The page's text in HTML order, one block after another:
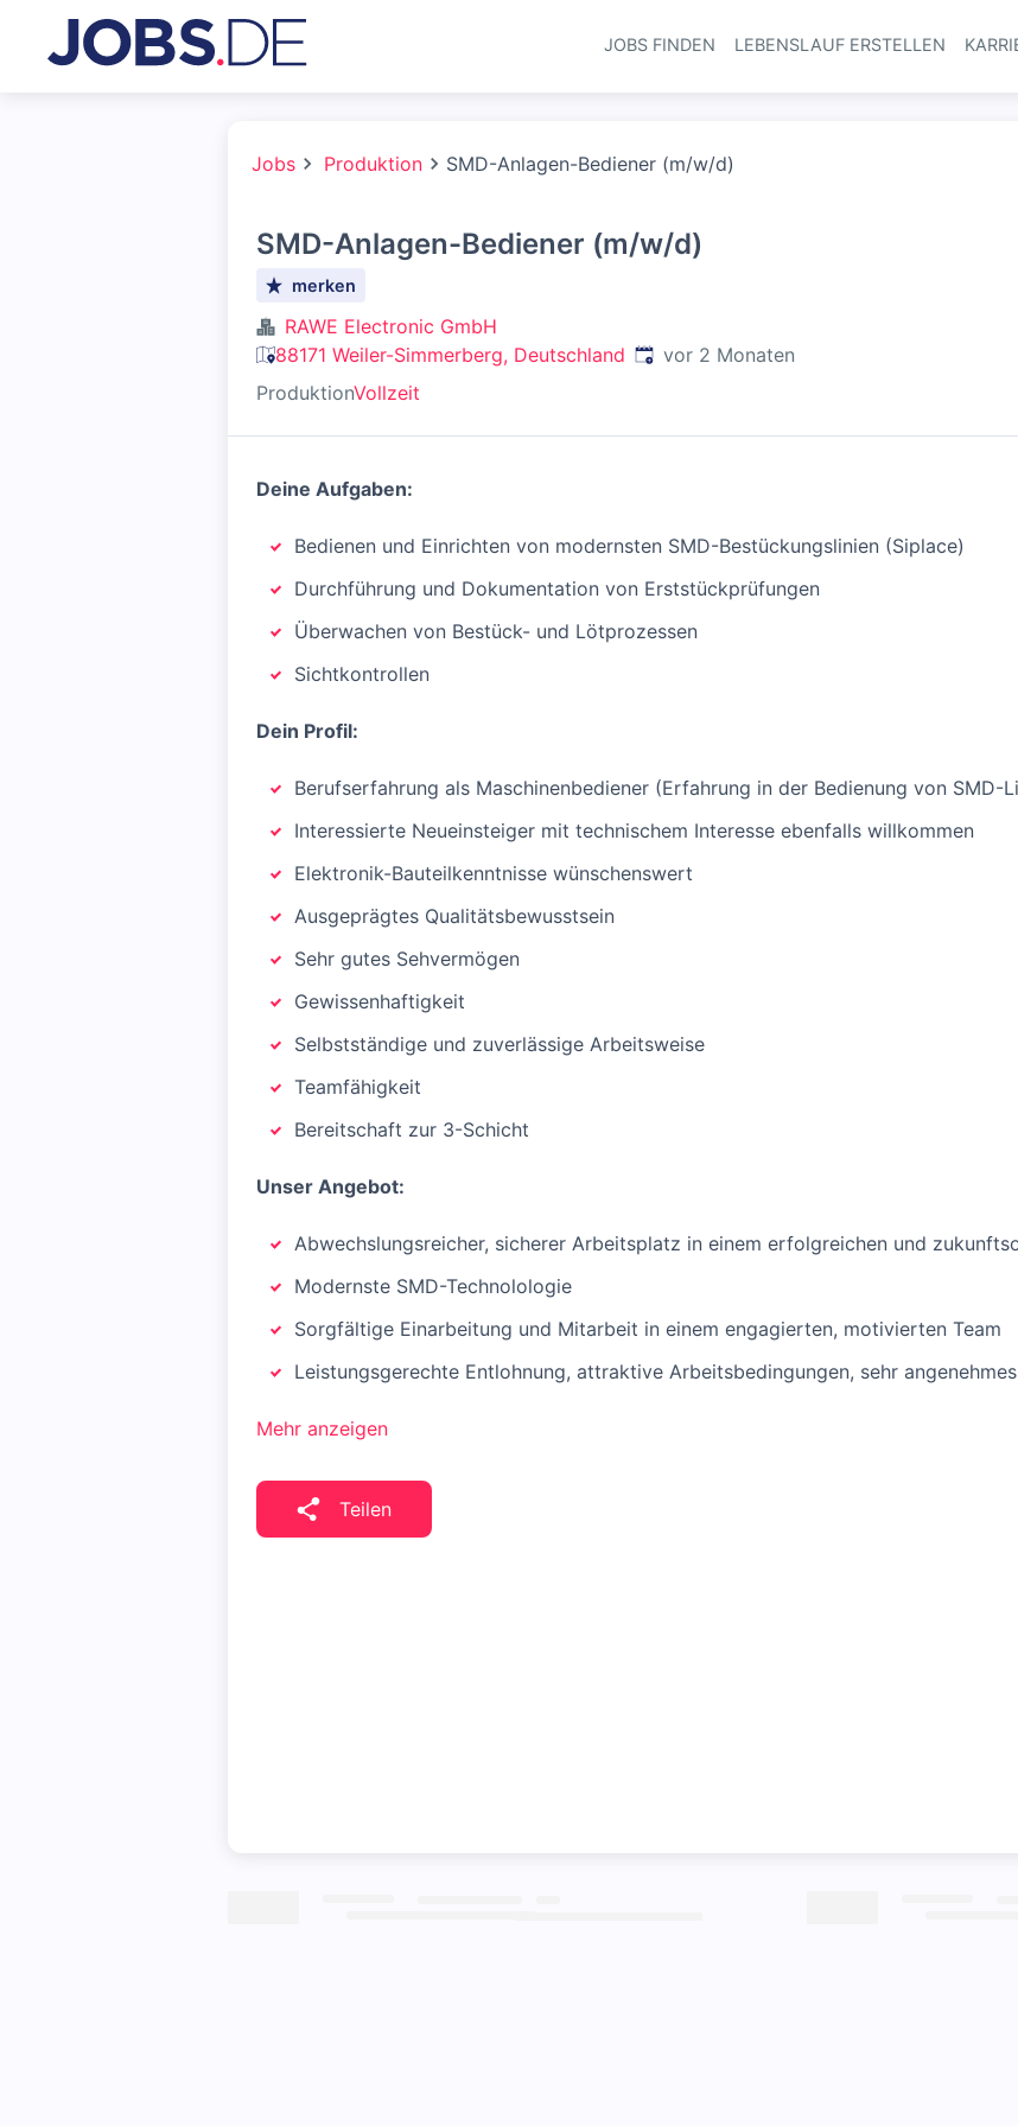
JOBS FINDEN LEBENSLAUF ERSTELLEN
Jobs Produktion SMD-Anlagen-Bediener (m/w/d)
SMD-Anlagen-Bediener (m/w/d)
merken
RAWE Electronic GmbH
88171 Weiler-Simmerberg, Deutschland Veröffentlicht:
vor 2 Monaten
ProduktionVollzeit
Deine Aufgaben:
Bedienen und Einrichten von modernsten SMD-Bestückungslinien (Siplace)
Durchführung und Dokumentation von Erststückprüfungen
Überwachen von Bestück- und Lötprozessen
Sichtkontrollen
Dein Profil:
Berufserfahrung als Maschinenbediener (Erfahrung in der Bedienung von SMD-
Interessierte Neueinsteiger mit technischem Interesse ebenfalls willkommen
Elektronik-Bauteilkenntnisse wünschenswert
Ausgeprägtes Qualitätsbewusstsein
Sehr gutes Sehvermögen
Gewissenhaftigkeit
Selbstständige und zuverlässige Arbeitsweise
Teamfähigkeit
Bereitschaft zur 3-Schicht
Unser Angebot:
Abwechslungsreicher, sicherer Arbeitsplatz in einem erfolgreichen und
Modernste SMD-Technolologie
Sorgfältige Einarbeitung und Mitarbeit in einem engagierten, motivierten Team
Leistungsgerechte Entlohnung, attraktive Arbeitsbedingungen, sehr
Mehr anzeigen
Teilen